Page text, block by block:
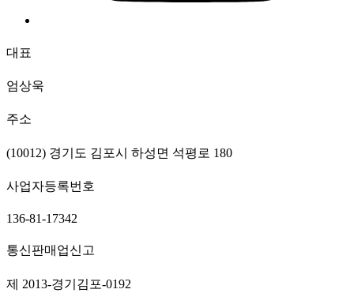
대표
엄상욱
주소
(10012) 경기도 김포시 하성면 석평로 180
사업자등록번호
136-81-17342
통신판매업신고
제 2013-경기김포-0192